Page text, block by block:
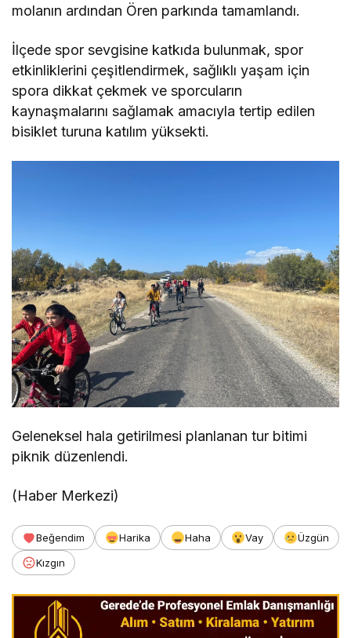
molanın ardından Ören parkında tamamlandı.
İlçede spor sevgisine katkıda bulunmak, spor
etkinliklerini çeşitlendirmek, sağlıklı yaşam için
spora dikkat çekmek ve sporcuların
kaynaşmalarını sağlamak amacıyla tertip edilen
bisiklet turuna katılım yüksekti.
Geleneksel hala getirilmesi planlanan tur bitimi
piknik düzenlendi.
(Haber Merkezi)
Beğendim Harika Haha Vay
Üzgün
Kızgın